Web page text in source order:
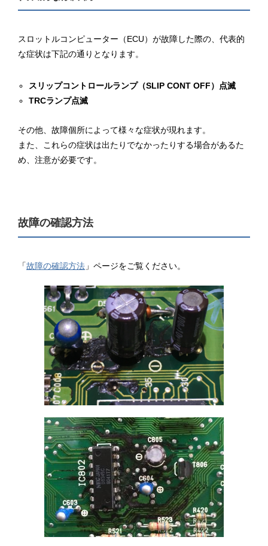
スロットルコンピューター（ECU）が故障した際の、代表的
な症状は下記の通りとなります。
スリップコントロールランプ（SLIP CONT OFF）点滅
TRCランプ点滅
その他、故障個所によって様々な症状が現れます。
また、これらの症状は出たりでなかったりする場合があるた
め、注意が必要です。
故障の確認方法
「故障の確認方法 」ページをご覧ください。